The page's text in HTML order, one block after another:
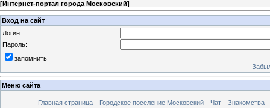
[Интернет-портал города Московский]
Вход на сайт
Логин:
Пароль:
запомнить
Меню сайта
Главная страница Городское поселение Московский Чат
Знакомства